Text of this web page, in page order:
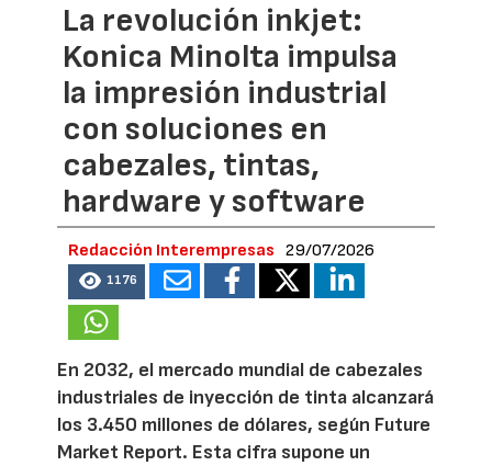
La revolución inkjet:
Konica Minolta impulsa
la impresión industrial
con soluciones en
cabezales, tintas,
hardware y software
Redacción Interempresas 29/07/2026
1176
En 2032, el mercado mundial de cabezales
industriales de inyección de tinta alcanzará
los 3.450 millones de dólares, según Future
Market Report. Esta cifra supone un